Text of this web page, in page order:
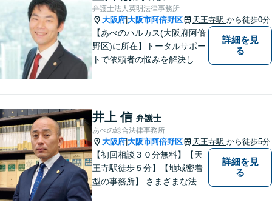
たします。お気軽にご相談く
ださい。
弁護士法人英明法律事務所
大阪府 大阪市阿倍野区 天王寺駅 から徒歩0分
【あべのハルカス(大阪府阿倍
野区)に所在】トータルサポー
トで依頼者の悩みを解決しま
詳細を見
る
井上 信 弁護士
あべの総合法律事務所
大阪府 大阪市阿倍野区 天王寺駅 から徒歩5分
【初回相談３０分無料】【天
王寺駅徒歩５分】【地域密着
型の事務所】 さまざまな法律
詳細を見
る